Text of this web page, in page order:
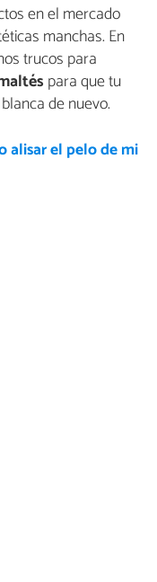
en el mercado
manchas. En
trucos para
para que tu
de nuevo.
alisar el pelo de mi